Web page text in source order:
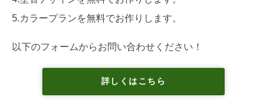
5.カラープランを無料でお作りします。
以下のフォームからお問い合わせください！
詳しくはこちら